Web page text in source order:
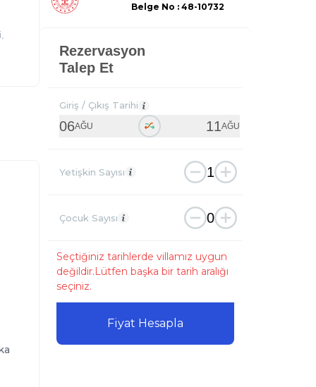
Belge No : 48-10732
Rezervasyon
Talep Et
Giriş / Çıkış Tarihi
06AĞU 11AĞU
Yetişkin Sayısı 1
Çocuk Sayısı 0
Seçtiğiniz tarihlerde villamız uygun
değildir.Lütfen başka bir tarih aralığı
seçiniz.
Fiyat Hesapla